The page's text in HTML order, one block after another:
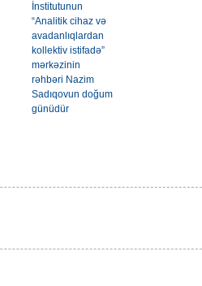
İnstitutunun
“Analitik cihaz və
avadanlıqlardan
kollektiv istifadə”
mərkəzinin
rəhbəri Nazim
Sadıqovun doğum
günüdür